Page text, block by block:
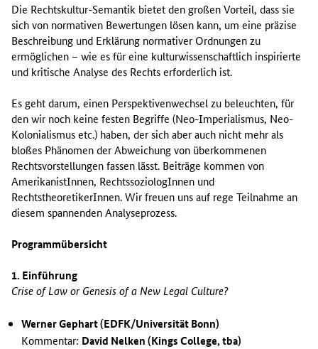
Die Rechtskultur-Semantik bietet den großen Vorteil, dass sie
sich von normativen Bewertungen lösen kann, um eine präzise
Beschreibung und Erklärung normativer Ordnungen zu
ermöglichen – wie es für eine kulturwissenschaftlich inspirierte
und kritische Analyse des Rechts erforderlich ist.
Es geht darum, einen Perspektivenwechsel zu beleuchten, für
den wir noch keine festen Begriffe (Neo-Imperialismus, Neo-
Kolonialismus etc.) haben, der sich aber auch nicht mehr als
bloßes Phänomen der Abweichung von überkommenen
Rechtsvorstellungen fassen lässt. Beiträge kommen von
AmerikanistInnen, RechtssoziologInnen und
RechtstheoretikerInnen. Wir freuen uns auf rege Teilnahme an
diesem spannenden Analyseprozess.
Programmübersicht
1. Einführung
Crise of Law or Genesis of a New Legal Culture?
Werner Gephart (EDFK/Universität Bonn)
Kommentar: David Nelken (Kings College, tba)